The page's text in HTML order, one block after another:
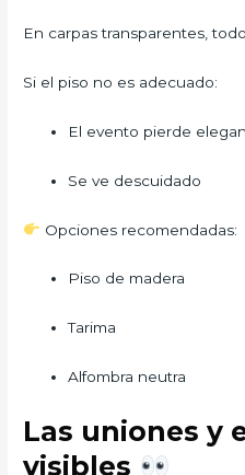
En carpas transparentes,
Si el piso no es adecuado:
El evento pierde
Se ve descuidado
Opciones recomendadas:
Piso de madera
Tarima
Alfombra neutra
Las uniones y
visibles